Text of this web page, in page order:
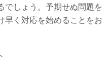
でしょう。予期せぬ問題を
早く対応を始めることをお